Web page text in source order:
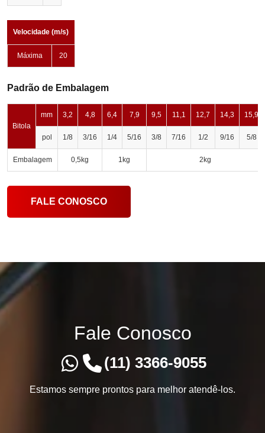
Velocidade (m/s)
Máxima 20
Padrão de Embalagem
Bitola
mm 3,2 4,8 6,4 7,9 9,5 11,1 12,7 14,3 15,9
pol 1/8 3/16 1/4 5/16 3/8 7/16 1/2 9/16 5/8
Embalagem 0,5kg 1kg 2kg
FALE CONOSCO
Fale Conosco
(11) 3366-9055
Estamos sempre prontos para melhor atendê-los.